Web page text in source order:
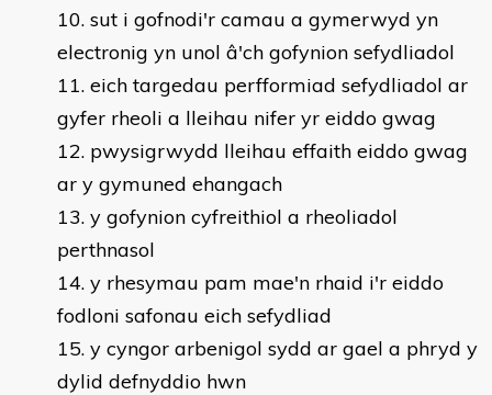
sut i gofnodi'r camau a gymerwyd yn
electronig yn unol â'ch gofynion sefydliadol
eich targedau perfformiad sefydliadol ar
gyfer rheoli a lleihau nifer yr eiddo gwag
pwysigrwydd lleihau effaith eiddo gwag
ar y gymuned ehangach
y gofynion cyfreithiol a rheoliadol
perthnasol
y rhesymau pam mae'n rhaid i'r eiddo
fodloni safonau eich sefydliad
y cyngor arbenigol sydd ar gael a phryd y
dylid defnyddio hwn